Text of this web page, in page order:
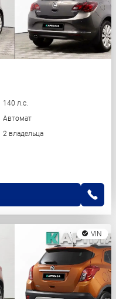
140 л.с.
Автомат
2 владельца
VIN